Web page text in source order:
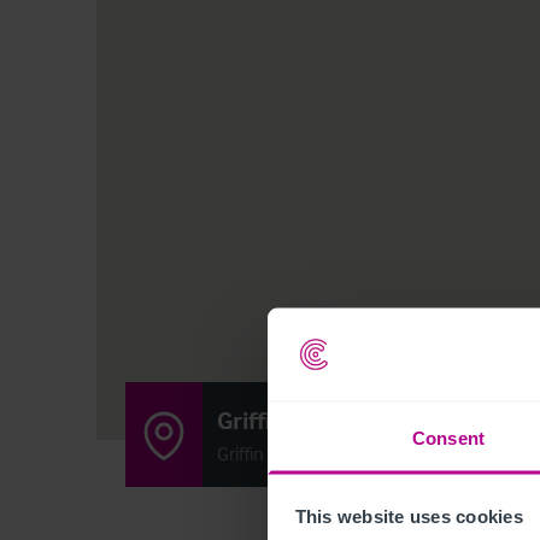
Consent
This website uses cookies
Griffins Head
Griffin Hill, Chillenden, Canterbury CT3